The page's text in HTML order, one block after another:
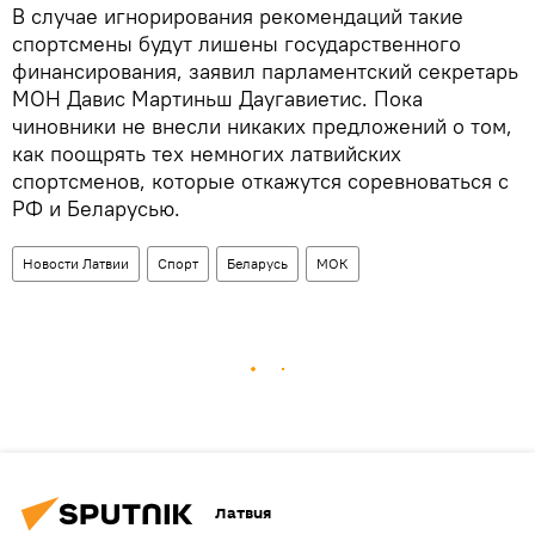
В случае игнорирования рекомендаций такие
спортсмены будут лишены государственного
финансирования, заявил парламентский секретарь
МОН Давис Мартиньш Даугавиетис. Пока
чиновники не внесли никаких предложений о том,
как поощрять тех немногих латвийских
спортсменов, которые откажутся соревноваться с
РФ и Беларусью.
Новости Латвии Спорт Беларусь МОК
Латвия